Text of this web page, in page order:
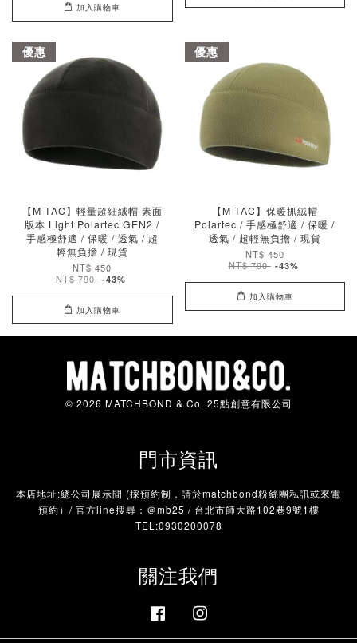
加入購物車
優惠
【M-TAC】輕量超細絨帽 素面
版本 Light Polartec GEN2 /
手感極舒適 / 保暖 / 透氣 / 超
輕無負擔 / 現貨
NT$ 450
NT$ 790 -43%
加入購物車
優惠
【M-TAC】保暖抓絨帽
Polartec / 手感極舒適 / 保暖 /
透氣 / 超輕無負擔 / 現貨
NT$ 450
NT$ 790 -43%
加入購物車
© 2026 MATCHBOND & Co. 25點創意有限公司
門市資訊
本店地址:總公司展示間 (採預約制，請於matchbond粉絲團私訊或來電
預約）/ 官方line搜尋：＠mb25 / 台北市師大路102巷9號1樓
TEL:0930200078
關注我們
Facebook